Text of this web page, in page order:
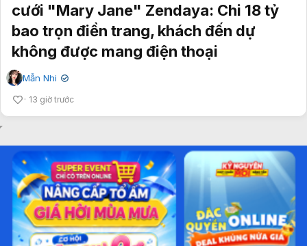
cưới "Mary Jane" Zendaya: Chi 18 tỷ
bao trọn điền trang, khách đến dự
không được mang điện thoại
Mẫn Nhi ✔
13 giờ trước